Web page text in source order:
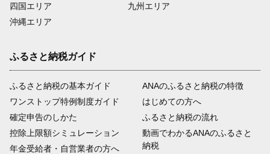
四国エリア
沖縄エリア
九州エリア
ふるさと納税ガイド
ふるさと納税の基本ガイド
ワンストップ特例制度ガイド
確定申告のしかた
控除上限額シミュレーション
年金受給者・自営業者の方へ
ANAのふるさと納税の特徴
はじめての方へ
ふるさと納税の流れ
動画でわかるANAのふるさと
納税